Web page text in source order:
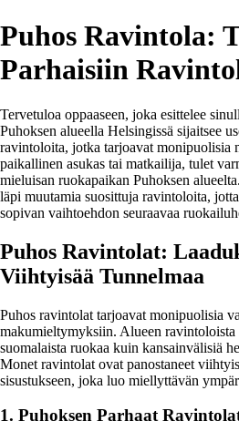
Puhos Ravintola:
Parhaisiin
Tervetuloa oppaaseen, joka esittelee
Puhoksen alueella Helsingissä sijaitsee
ravintoloita, jotka tarjoavat monipuolisia
paikallinen asukas tai matkailija, tulet
mieluisan ruokapaikan Puhoksen
läpi muutamia suosittuja ravintoloita,
sopivan vaihtoehdon seuraavaa
Puhos Ravintolat:
Viihtyisää Tunnelmaa
Puhos ravintolat tarjoavat monipuolisia
makumieltymyksiin. Alueen
suomalaista ruokaa kuin kansainvälisiä
Monet ravintolat ovat panostaneet
sisustukseen, joka luo miellyttävän
1. Puhoksen Parhaat